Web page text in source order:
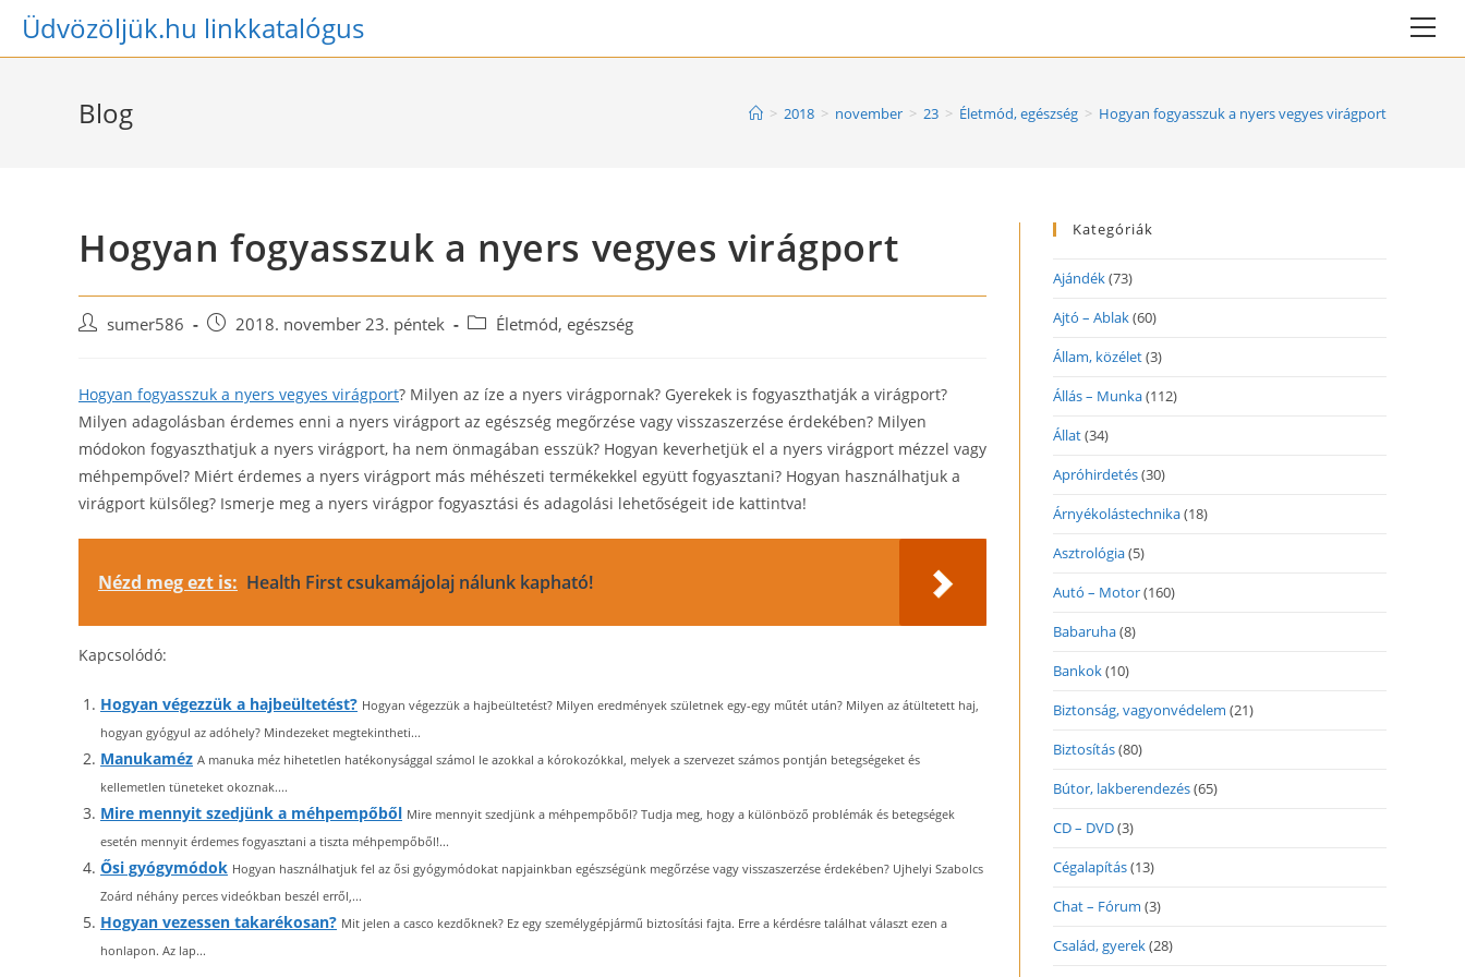
SkipÜdvözöljük.hu linkkatalógus
Blog > 2018 > november > 23 > Életmód, egészség > Hogyan fogyasszuk a nyers vegyes virágport
Hogyan fogyasszuk a nyers vegyes virágport
Post sumer586
Post 2018. november 23. péntek
Post Életmód, egészség
Hogyan fogyasszuk a nyers vegyes virágport? Milyen az íze a nyers virágpornak? Gyerekek is fogyaszthatják a virágport?
Milyen adagolásban érdemes enni a nyers virágport az egészség megőrzése vagy visszaszerzése érdekében? Milyen
módokon fogyaszthatjuk a nyers virágport, ha nem önmagában esszük? Hogyan keverhetjük el a nyers virágport mézzel vagy
méhpempővel? Miért érdemes a nyers virágport más méhészeti termékekkel együtt fogyasztani? Hogyan használhatjuk a
virágport külsőleg? Ismerje meg a nyers virágpor fogyasztási és adagolási lehetőségeit ide kattintva!
Nézd meg ezt is: Health First csukamájolaj nálunk kapható!
Kapcsolódó:
Hogyan végezzük a hajbeültetést? Hogyan végezzük a hajbeültetést? Milyen eredmények születnek egy-egy műtét után? Milyen az átültetett haj,
hogyan gyógyul az adóhely? Mindezeket megtekintheti...
Manukaméz A manuka méz hihetetlen hatékonysággal számol le azokkal a kórokozókkal, melyek a szervezet számos pontján betegségeket és
kellemetlen tüneteket okoznak....
Mire mennyit szedjünk a méhpempőből Mire mennyit szedjünk a méhpempőből? Tudja meg, hogy a különböző problémák és betegségek
esetén mennyit érdemes fogyasztani a tiszta méhpempőből!...
Ősi gyógymódok Hogyan használhatjuk fel az ősi gyógymódokat napjainkban egészségünk megőrzése vagy visszaszerzése érdekében? Ujhelyi Szabolcs
Zoárd néhány perces videókban beszél erről,...
Hogyan vezessen takarékosan? Mit jelen a casco kezdőknek? Ez egy személygépjármű biztosítási fajta. Erre a kérdésre találhat választ ezen a
honlapon. Az lap...
Kategóriák
Ajándék(73)
Ajtó – Ablak(60)
Állam, közélet(3)
Állás – Munka(112)
Állat(34)
Apróhirdetés(30)
Árnyékolástechnika(18)
Asztrológia(5)
Autó – Motor(160)
Babaruha(8)
Bankok(10)
Biztonság, vagyonvédelem (21)
Biztosítás(80)
Bútor, lakberendezés(65)
CD – DVD(3)
Cégalapítás(13)
Chat – Fórum (3)
Család, gyerek(28)